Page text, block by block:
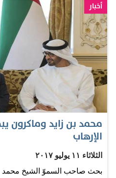
أخبار
محمد بن زايد وماكرون
الإرهاب
الثلاثاء ١١ يوليو ٢٠١٧
بحث صاحب السموّ الشيخ محمد